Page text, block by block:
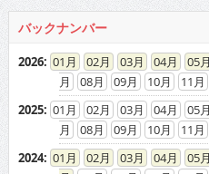
バックナンバー
2026 : 01
08
09 10 11
01 02 03 04 05
08
09 10 11
01 02 03 04 05
08
09 10 11